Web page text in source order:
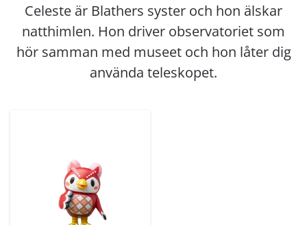
Celeste är Blathers syster och hon älskar
natthimlen. Hon driver observatoriet som
hör samman med museet och hon låter dig
använda teleskopet.